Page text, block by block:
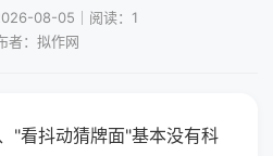
08-05｜阅读：1
者：拟作网
"看抖动猜牌面"基本没有科